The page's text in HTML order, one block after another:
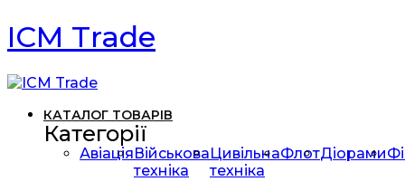
ICM Trade
КАТАЛОГ ТОВАРІВ
Категорії
АвіаціяВійськова
техніка
Цивільна
техніка
ФлотДіорами